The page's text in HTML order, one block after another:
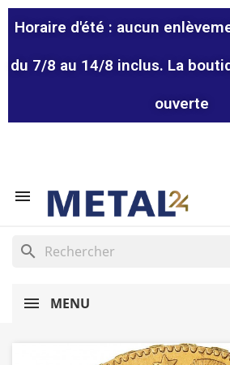
Horaire d'été : aucun
du 7/8 au 14/8 inclus. La
ouverte

search
MENU